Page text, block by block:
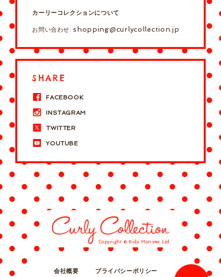
カーリーコレクションについて
お問い合わせ:shopping@curlycollection.jp
SHARE
FACEBOOK
INSTAGRAM
TWITTER
YOUTUBE
Copyright © Kids Monster Ltd.
会社概要 プライバシーポリシー